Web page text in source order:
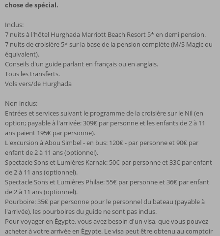
chose de spécial.
Inclus:
7 nuits à l'hôtel Hurghada Marriott Beach Resort 5* en demi pension.
7 nuits de croisière 5* sur la base de la pension complète (M/S Magic ou
équivalent).
Conseils d'un guide parlant en français ou en anglais.
Tous les transferts.
Vols vers/de Hurghada
Non inclus:
Entrées et services suivant le programme de la croisière sur le Nil (en
option; payable à l'arrivée: 309€ par personne et les enfants de 2 à 11
ans paient 195€ par personne).
L'excursion à Abou Simbel - en bus: 120€ - par personne et 90€ par
enfant de 2 à 11 ans (optionnel).
Spectacle Sons et Lumières Karnak: 50€ par personne et 33€ par enfant
de 2 à 11 ans (optionnel).
Spectacle Sons et Lumières Philae: 55€ par personne et 36€ par enfant
de 2 à 11 ans (optionnel).
Pourboire: 35€ par personne pour le personnel du bateau (payable à
l'arrivée), les pourboires du guide ne sont pas inclus.
Pour voyager en Égypte, vous avez besoin d'un visa, que vous pouvez
acheter à votre arrivée en Égypte. Le visa peut être obtenu au comptoir